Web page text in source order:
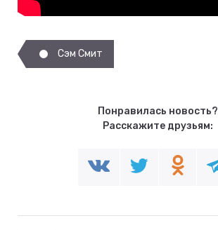
Сэм Смит
Понравилась новость?
Расскажите друзьям: